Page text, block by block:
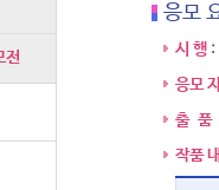
전
응모
시 행 :
응모
출 품
작품